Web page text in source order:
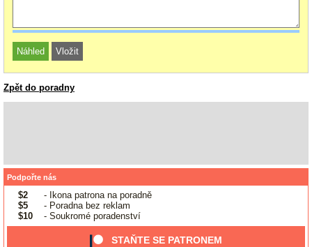
Zpět do poradny
Podpořte nás
$2
- Ikona patrona na poradně
$5
- Poradna bez reklam
$10
- Soukromé poradenství
STAŇTE SE PATRONEM